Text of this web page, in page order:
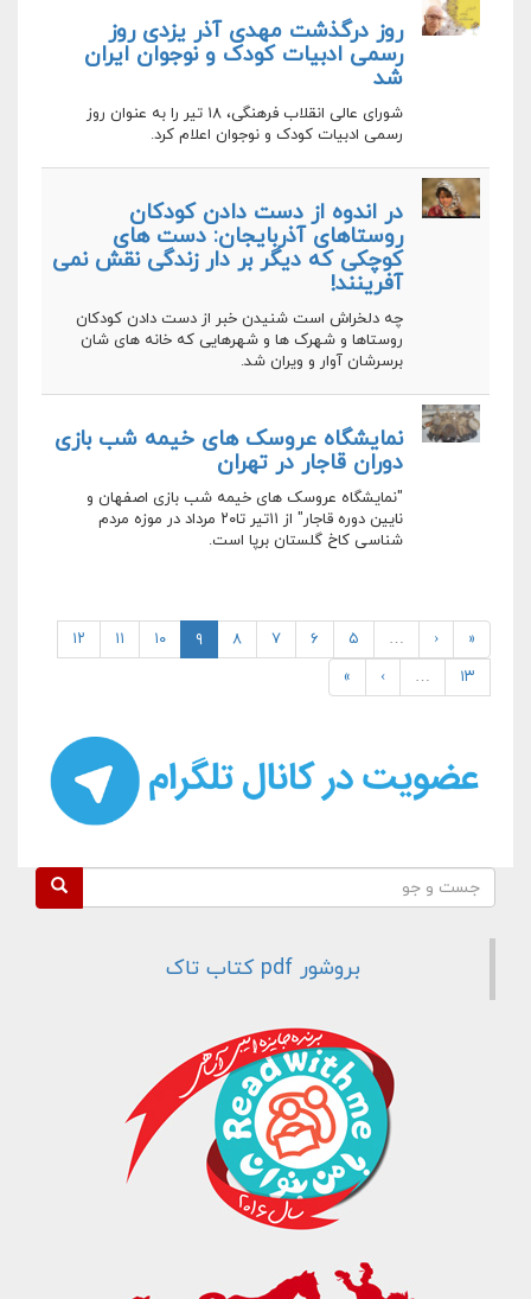
روز درگذشت مهدی آذر یزدی روز
رسمی ادبیات کودک و نوجوان ایران
شد
شورای عالی انقلاب فرهنگی، ۱۸ تیر را به عنوان روز
رسمی ادبیات کودک و نوجوان اعلام کرد.
در اندوه از دست دادن کودکان
روستاهای آذربایجان: دست های
کوچکی که دیگر بر دار زندگی نقش نمی
آفرینند!
چه دلخراش است شنیدن خبر از دست دادن کودکان
روستاها و شهرک ها و شهرهایی که خانه های شان
برسرشان آوار و ویران شد.
نمایشگاه عروسک های خیمه شب بازی
دوران قاجار در تهران
"نمایشگاه عروسک های خیمه شب بازی اصفهان و
نایین دوره قاجار" از ۱۱تیر تا۲۰ مرداد در موزه مردم
شناسی کاخ گلستان برپا است.
«
‹
… ۵ ۶ ۷ ۸ ۹ ۱۰ ۱۱
۱۲
۱۳
…
›
»
فرم جستجو
بروشور pdf کتاب تاک